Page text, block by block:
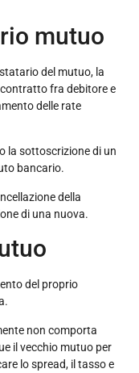
mutuo
del mutuo, la
fra debitore e
delle rate
la sottoscrizione di un
bancario.
della
di una nuova.
del proprio
non comporta
il vecchio mutuo per
lo spread, il tasso e